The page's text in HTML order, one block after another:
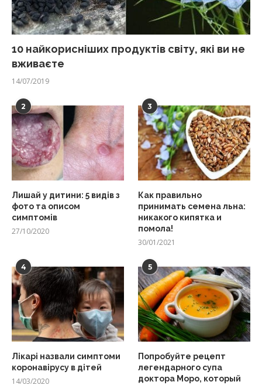
10 найкорисніших продуктів світу, які ви не
вживаєте
14/07/2019
2
Лишай у дитини: 5 видів з
фото та описом
симптомів
27/10/2020
3
Как правильно
принимать семена льна:
никакого кипятка и
помола!
30/01/2021
4
Лікарі назвали симптоми
коронавірусу в дітей
14/03/2020
5
Попробуйте рецепт
легендарного супа
доктора Моро, который